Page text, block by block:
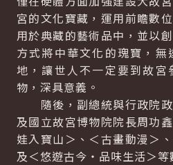
宮的文化寶藏，運用前瞻數
用於典藏的藝術品中，並以
方式將中華文化的瑰寶，
地，讓世人不一定要到故宮
物，深具意義。
隨後，副總統與行政院政
及國立故宮博物院院長周功
娃入寶山＞、＜古畫動漫＞
及＜悠遊古今‧品味生活＞等